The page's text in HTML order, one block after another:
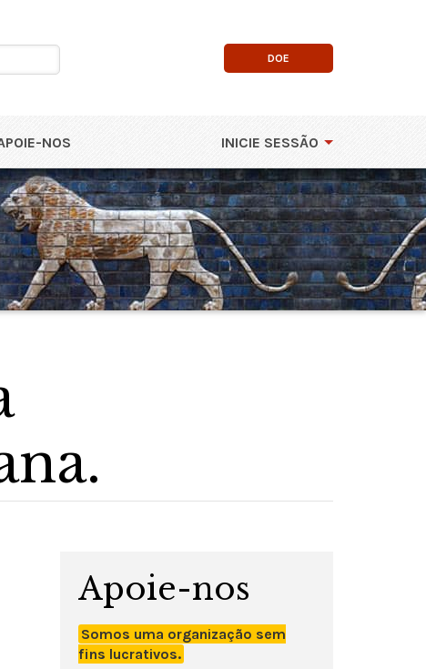
DOE
NOS INICIE SESSÃO
Apoie-nos
Somos uma organização sem
fins lucrativos.